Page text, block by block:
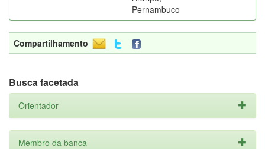
Pernambuco
Compartilhamento
Busca facetada
Orientador
Membro da banca